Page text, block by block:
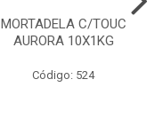
MORTADELA C/TOUC
AURORA 10X1KG
Código: 524